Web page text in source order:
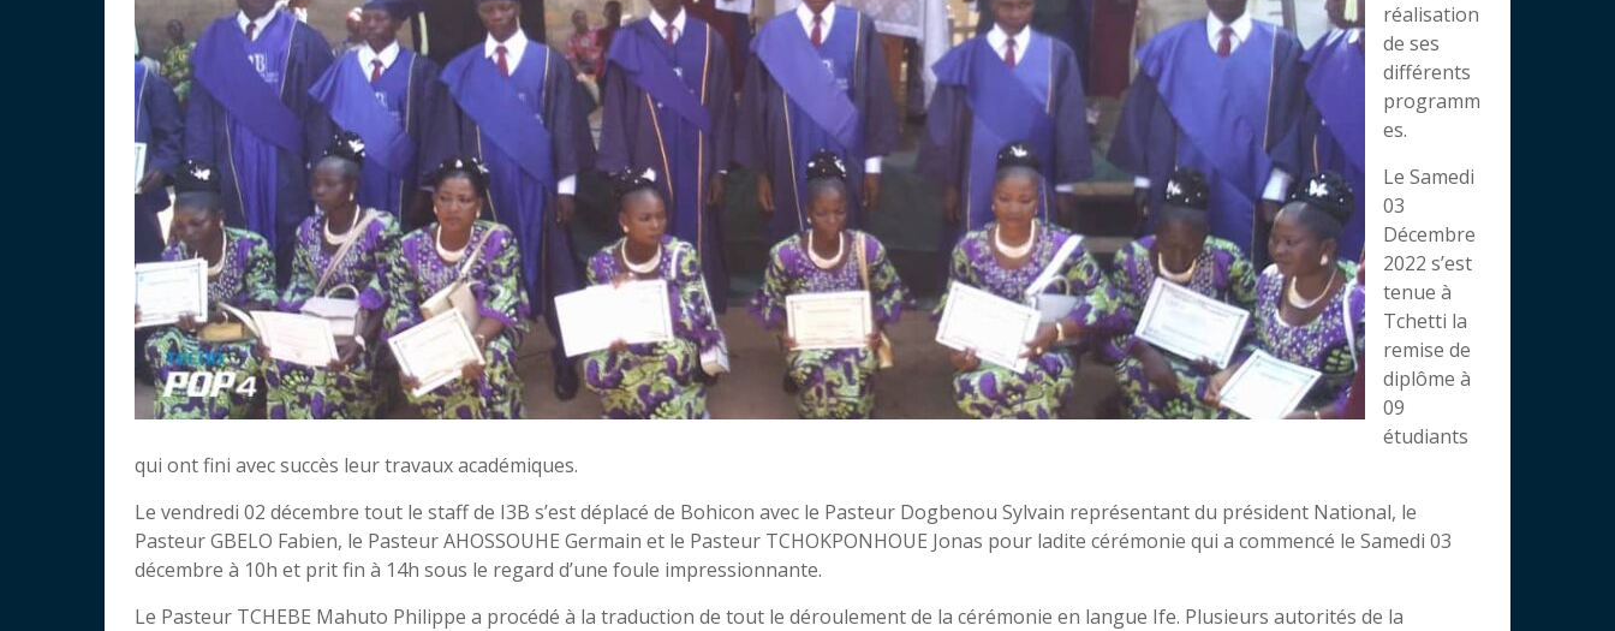
réalisation
de ses
différents
programm
es.
Le Samedi
03
Décembre
2022 s’est
tenue à
Tchetti la
remise de
diplôme à
09
étudiants
qui ont fini avec succès leur travaux académiques.
Le vendredi 02 décembre tout le staff de I3B s’est déplacé de Bohicon avec le Pasteur Dogbenou Sylvain représentant du président National, le
Pasteur GBELO Fabien, le Pasteur AHOSSOUHE Germain et le Pasteur TCHOKPONHOUE Jonas pour ladite cérémonie qui a commencé le Samedi 03
décembre à 10h et prit fin à 14h sous le regard d’une foule impressionnante.
Le Pasteur TCHEBE Mahuto Philippe a procédé à la traduction de tout le déroulement de la cérémonie en langue Ife. Plusieurs autorités de la